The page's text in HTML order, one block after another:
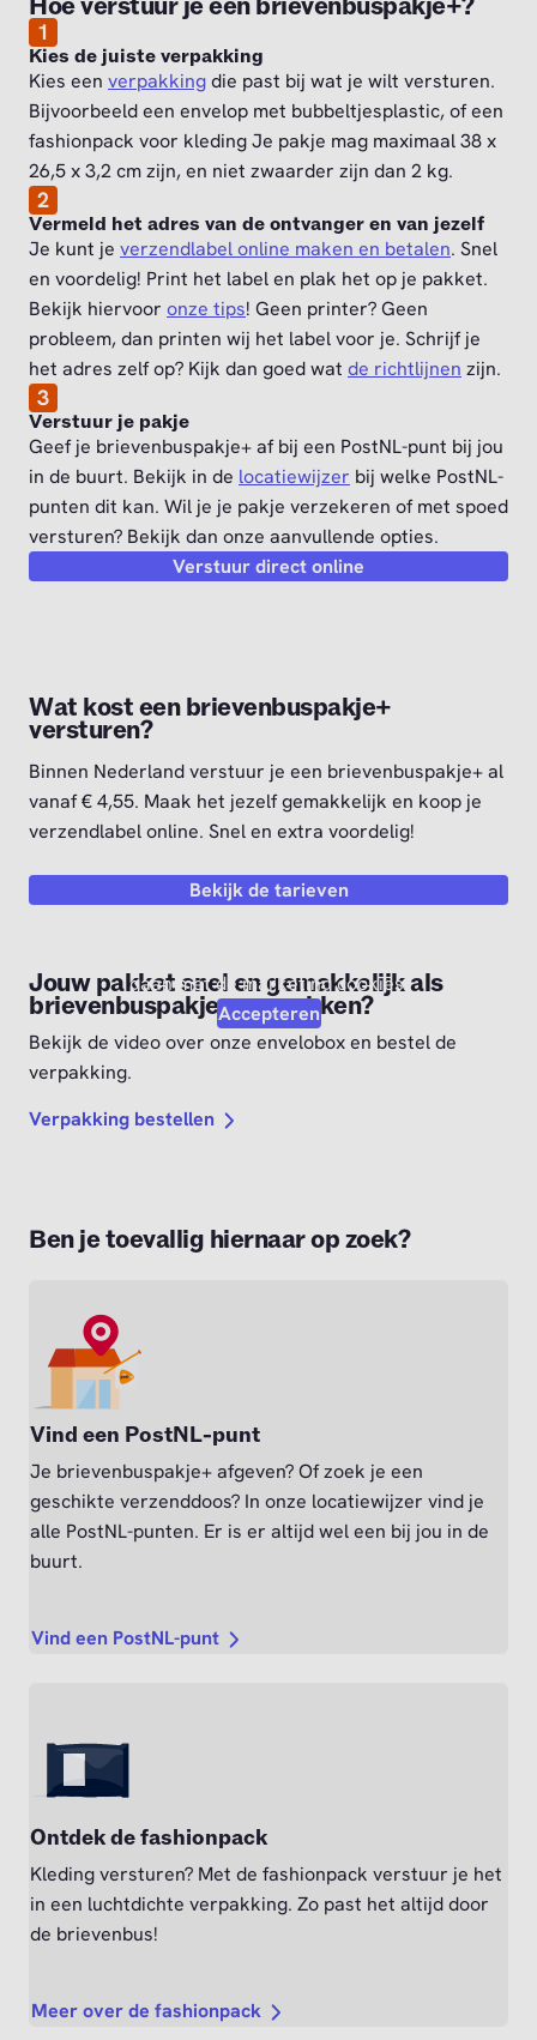
Hoe verstuur je een brievenbuspakje+?
1
Kies de juiste verpakking
Kies een verpakkingdie past bij wat je wilt versturen.
Bijvoorbeeld een envelop met bubbeltjesplastic, of een
fashionpack voor kleding Je pakje mag maximaal 38 x
26,5 x 3,2 cm zijn, en niet zwaarder zijn dan 2 kg.
2
Vermeld het adres van de ontvanger en van jezelf
Je kunt je verzendlabel online maken en betalen. Snel
en voordelig! Print het label en plak het op je pakket.
Bekijk hiervoor onze tips! Geen printer? Geen
probleem, dan printen wij het label voor je. Schrijf je
het adres zelf op? Kijk dan goed wat de richtlijnen zijn.
3
Verstuur je pakje
Geef je brievenbuspakje+ af bij een PostNL-punt bij jou
in de buurt. Bekijk in de locatiewijzer bij welke PostNL-
punten dit kan. Wil je je pakje verzekeren of met spoed
versturen? Bekijk dan onze aanvullende opties.
Verstuur direct online
Wat kost een brievenbuspakje+
versturen?
Binnen Nederland verstuur je een brievenbuspakje+ al
vanaf € 4,55. Maak het jezelf gemakkelijk en koop je
verzendlabel online. Snel en extra voordelig!
Bekijk de tarieven
gaan met de marketing cookies.
Accepteren
Jouw pakket snel en gemakkelijk als
brievenbuspakje+ verpakken?
Bekijk de video over onze envelobox en bestel de
verpakking.
Verpakking bestellen
Ben je toevallig hiernaar op zoek?
Vind een PostNL-punt
Je brievenbuspakje+ afgeven? Of zoek je een
geschikte verzenddoos? In onze locatiewijzer vind je
alle PostNL-punten. Er is er altijd wel een bij jou in de
buurt.
Vind een PostNL-punt
Ontdek de fashionpack
Kleding versturen? Met de fashionpack verstuur je het
in een luchtdichte verpakking. Zo past het altijd door
de brievenbus!
Meer over de fashionpack